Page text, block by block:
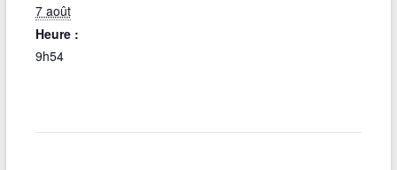
7 août
Heure :
9h54